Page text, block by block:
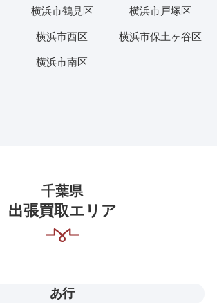
横浜市鶴見区 横浜市戸塚区
横浜市西区 横浜市保土ヶ谷区
横浜市南区
千葉県
出張買取エリア
あ行